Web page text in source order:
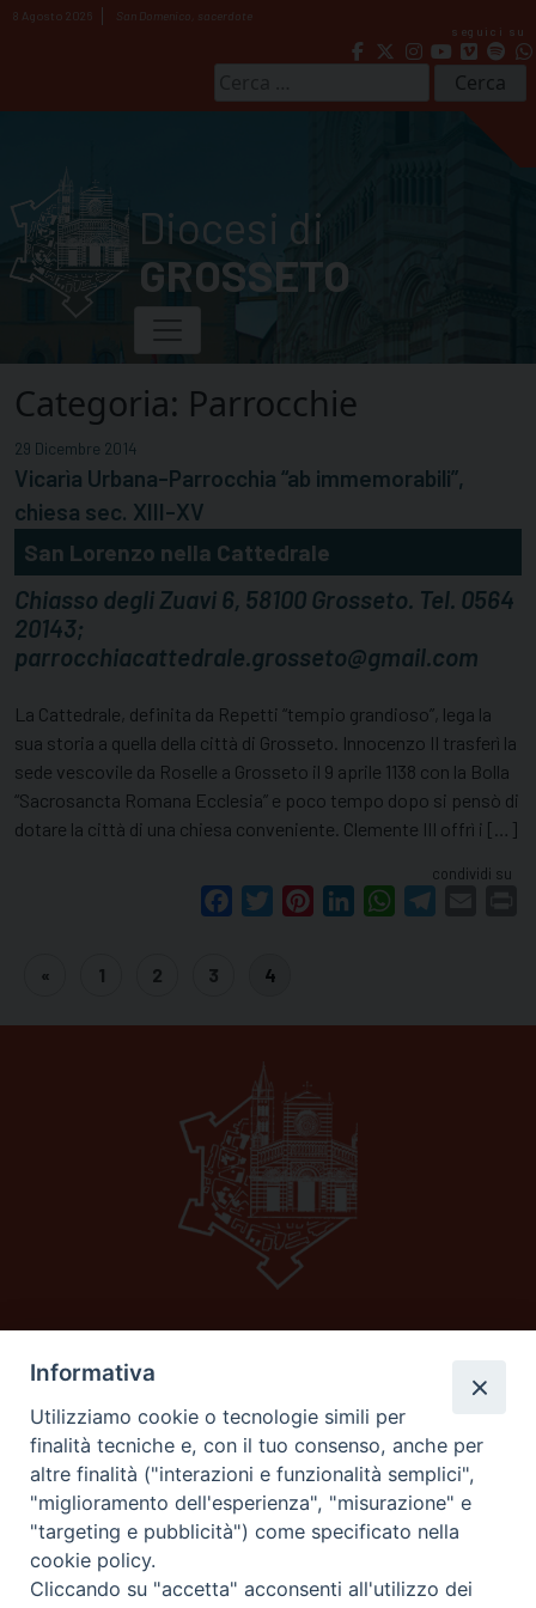
Skip
8 Agosto 2026
San Domenico, sacerdote
seguici su
per:
Diocesi di
GROSSETO
Categoria: Parrocchie
29 Dicembre 2014
Vicarìa Urbana-Parrocchia “ab immemorabili”,
chiesa sec. XIII-XV
San Lorenzo nella Cattedrale
Chiasso degli Zuavi 6, 58100 Grosseto. Tel. 0564
20143;
parrocchiacattedrale.grosseto@gmail.com
La Cattedrale, definita da Repetti “tempio grandioso”, lega la
sua storia a quella della città di Grosseto. Innocenzo II trasferì la
sede vescovile da Roselle a Grosseto il 9 aprile 1138 con la Bolla
“Sacrosancta Romana Ecclesia” e poco tempo dopo si pensò di
dotare la città di una chiesa conveniente. Clemente III offrì i […]
condividi su
FacebookTwitterPinterestLinkedInWhatsApp
« 1 2 3 4
C.F. 80053900538
Corso carducci 11 58100 Grosseto (Gr)
Tel e fax 0564 29044
email:
curia@grosseto.chiesacattolica.it
seguici su
Informativa
Utilizziamo cookie o tecnologie simili per
finalità tecniche e, con il tuo consenso, anche per
altre finalità ("interazioni e funzionalità semplici",
"miglioramento dell'esperienza", "misurazione" e
"targeting e pubblicità") come specificato nella
cookie policy.
Cliccando su "accetta" acconsenti all'utilizzo dei